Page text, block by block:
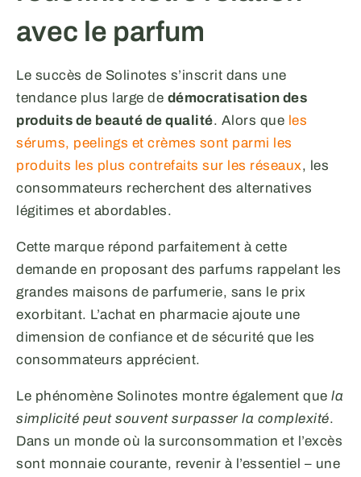
avec le parfum
Le succès de Solinotes s’inscrit dans une
tendance plus large de démocratisation des
produits de beauté de qualité. Alors que les
sérums, peelings et crèmes sont parmi les
produits les plus contrefaits sur les réseaux, les
consommateurs recherchent des alternatives
légitimes et abordables.
Cette marque répond parfaitement à cette
demande en proposant des parfums rappelant les
grandes maisons de parfumerie, sans le prix
exorbitant. L’achat en pharmacie ajoute une
dimension de confiance et de sécurité que les
consommateurs apprécient.
Le phénomène Solinotes montre également que la
simplicité peut souvent surpasser la complexité.
Dans un monde où la surconsommation et l’excès
sont monnaie courante, revenir à l’essentiel – une